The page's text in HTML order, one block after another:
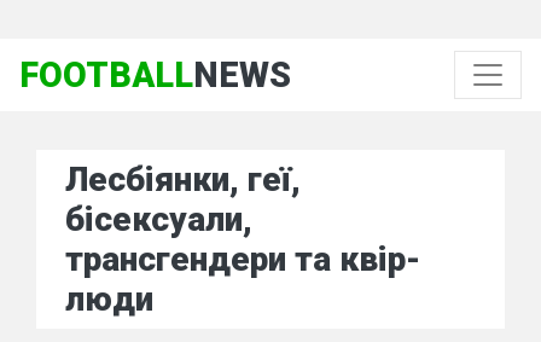
FOOTBALLNEWS
Лесбіянки, геї,
бісексуали,
трансгендери та квір-
люди